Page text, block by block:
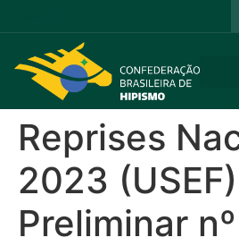
Reprises
2023
Preliminar